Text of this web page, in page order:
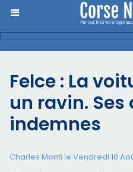
Felce : La
un ravin.
indemnes
Charles Monti le Vendredi 10